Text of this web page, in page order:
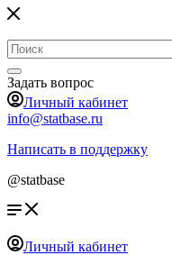
Задать вопрос
Личный кабинет
info@statbase.ru
Написать в поддержку
@statbase
Личный кабинет